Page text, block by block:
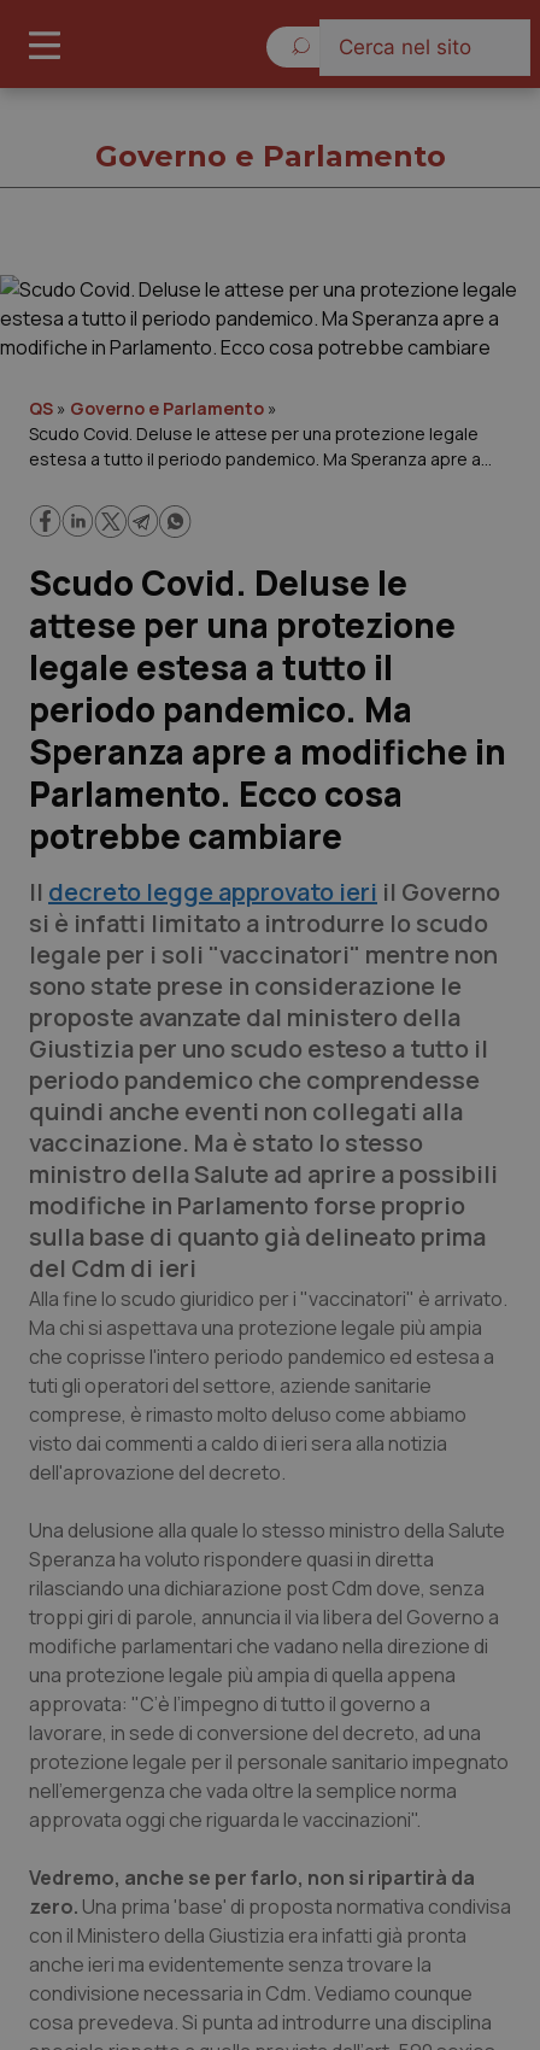
Cronache
Governo e Parlamento
Regioni e Asl
Lavoro e Professioni
Scienza e Farmaci
Studi e Analisi
Lettere al direttore
Edizioni Regionali
QS Pro
Professionisti Sanitari.AI
Abruzzo
Basilicata
Calabria
Campania
Emilia-Romagna
Friuli Venezia Giulia
Lazio
Liguria
Lombardia
Marche
Molise
Piemonte
Provincia Autonoma di Bolzano
Provincia Autonoma di Trento
Sardegna
Sicilia
Toscana
QS Pro Gold
Artrite & artrosi
Asma & BPCO
Car-T
Colesterolo & coronaropatie
Dermatite Atopica
Diabete & glucometri
Disturbi dell’umore
Dolore
Donna & Salute
Epatiti
HIV
Infezioni & Febbre
Ipertensione & Scompenso
Malattia di Crohn & Rettocolite Ulcerosa
Neuroscienze & patologie neurodegenerative
Obesità
QS Club Newsletter
Governo e Parlamento
QS » Governo e Parlamento »
Scudo Covid. Deluse le attese per una protezione legale
estesa a tutto il periodo pandemico. Ma Speranza apre a
Scudo Covid. Deluse le
attese per una protezione
legale estesa a tutto il
periodo pandemico. Ma
Speranza apre a modifiche in
Parlamento. Ecco cosa
potrebbe cambiare
Il decreto legge approvato ieri il Governo
si è infatti limitato a introdurre lo scudo
legale per i soli "vaccinatori" mentre non
sono state prese in considerazione le
proposte avanzate dal ministero della
Giustizia per uno scudo esteso a tutto il
periodo pandemico che comprendesse
quindi anche eventi non collegati alla
vaccinazione. Ma è stato lo stesso
ministro della Salute ad aprire a possibili
modifiche in Parlamento forse proprio
sulla base di quanto già delineato prima
del Cdm di ieri
Alla fine lo scudo giuridico per i "vaccinatori" è arrivato.
Ma chi si aspettava una protezione legale più ampia
che coprisse l'intero periodo pandemico ed estesa a
tuti gli operatori del settore, aziende sanitarie
comprese, è rimasto molto deluso come abbiamo
visto dai commenti a caldo di ieri sera alla notizia
dell'aprovazione del decreto.
Una delusione alla quale lo stesso ministro della Salute
Speranza ha voluto rispondere quasi in diretta
rilasciando una dichiarazione post Cdm dove, senza
troppi giri di parole, annuncia il via libera del Governo a
modifiche parlamentari che vadano nella direzione di
una protezione legale più ampia di quella appena
approvata: "C’è l’impegno di tutto il governo a
lavorare, in sede di conversione del decreto, ad una
protezione legale per il personale sanitario impegnato
nell’emergenza che vada oltre la semplice norma
approvata oggi che riguarda le vaccinazioni".
Vedremo, anche se per farlo, non si ripartirà da
zero. Una prima 'base' di proposta normativa condivisa
con il Ministero della Giustizia era infatti già pronta
anche ieri ma evidentemente senza trovare la
condivisione necessaria in Cdm. Vediamo counque
cosa prevedeva. Si punta ad introdurre una disciplina